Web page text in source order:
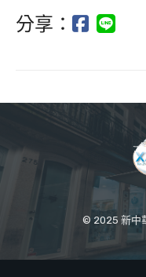
分享：
© 2025 新中